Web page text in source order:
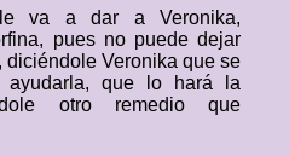
va a dar a Veronika,
pues no puede dejar
diciéndole Veronika que se
que lo hará la
otro remedio que